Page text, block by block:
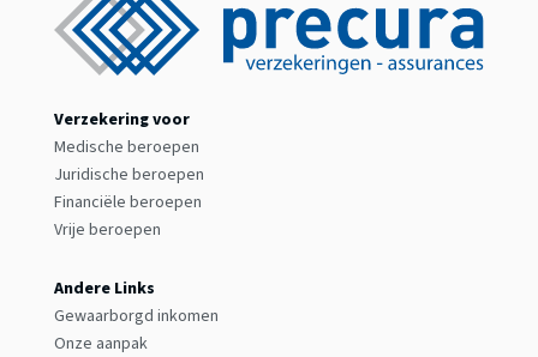
Verzekering voor
Medische beroepen
Juridische beroepen
Financiële beroepen
Vrije beroepen
Andere Links
Gewaarborgd inkomen
Onze aanpak